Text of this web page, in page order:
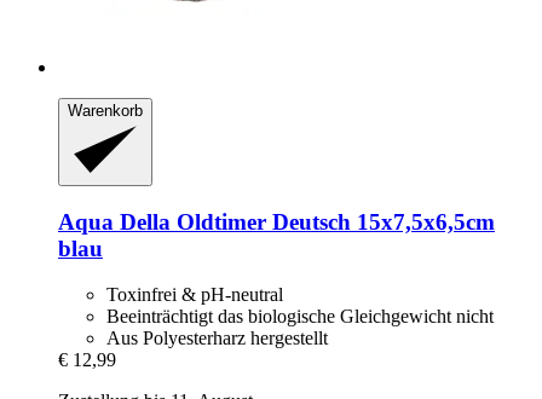
Warenkorb
Aqua Della Oldtimer Deutsch 15x7,5x6,5cm
blau
Toxinfrei & pH-neutral
Beeinträchtigt das biologische Gleichgewicht nicht
Aus Polyesterharz hergestellt
€ 12,99